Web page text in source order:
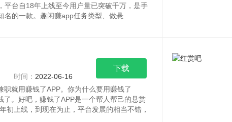
平台自18年上线至今用户量已突破千万，是手
名的一款。趣闲赚app任务类型、做悬
时间： 2022-06-16
职就用赚钱了APP。你为什么要用赚钱了
了。好吧，赚钱了APP是一个帮人帮己的悬赏
初上线，到现在为止，平台发展的相当不错，
下载